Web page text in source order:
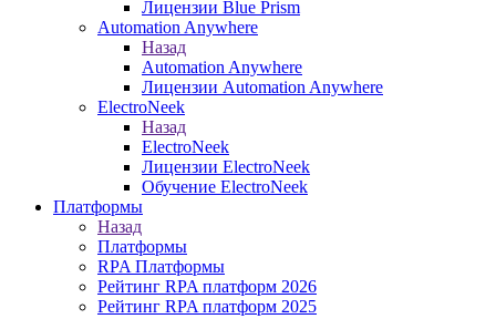
Лицензии Blue Prism
Automation Anywhere
Назад
Automation Anywhere
Лицензии Automation Anywhere
ElectroNeek
Назад
ElectroNeek
Лицензии ElectroNeek
Обучение ElectroNeek
Платформы
Назад
Платформы
RPA Платформы
Рейтинг RPA платформ 2026
Рейтинг RPA платформ 2025